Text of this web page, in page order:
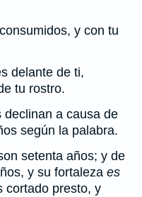
y con tu
delante de ti,
tu rostro.
a causa de
según la palabra.
setenta años; y de
y su fortaleza es
cortado presto, y